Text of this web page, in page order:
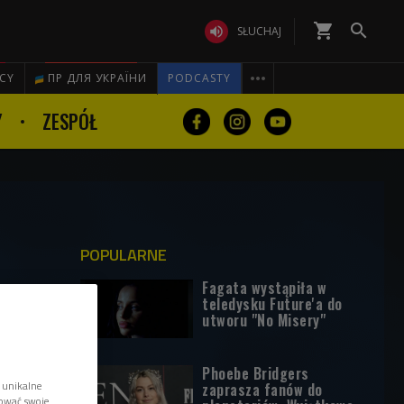
 SŁUCHAJ shopping_cart 
ПР ДЛЯ УКРАЇНИ PODCASTY 
ZESPÓŁ
POPULARNE
Fagata wystąpiła w
teledysku Future'a do
utworu "No Misery"
Phoebe Bridgers
zaprasza fanów do
swoje